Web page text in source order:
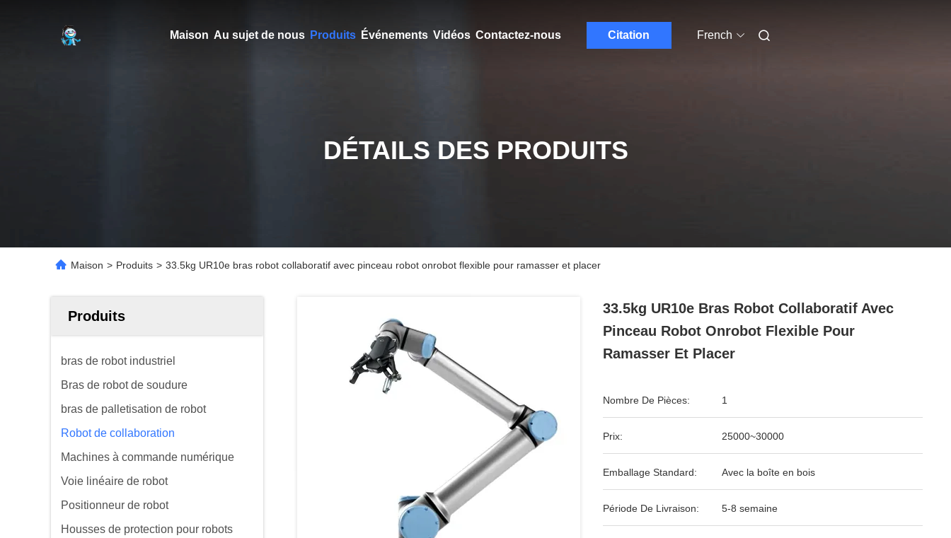
Maison Au sujet de nous Produits Événements Vidéos Contactez-nous Citation French
DÉTAILS DES PRODUITS
Maison > Produits > 33.5kg UR10e bras robot collaboratif avec pinceau robot onrobot flexible pour ramasser et placer
Produits
bras de robot industriel
Bras de robot de soudure
bras de palletisation de robot
Robot de collaboration
Machines à commande numérique
Voie linéaire de robot
Positionneur de robot
Housses de protection pour robots
33.5kg UR10e Bras Robot Collaboratif Avec
Pinceau Robot Onrobot Flexible Pour
Ramasser Et Placer
Nombre De Pièces: 1
Prix: 25000~30000
Emballage Standard: Avec la boîte en bois
Période De Livraison: 5-8 semaine